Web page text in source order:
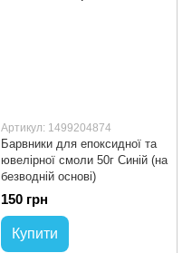
Артикул: 1499204874
Барвники для епоксидної та
ювелірної смоли 50г Синій (на
безводній основі)
150 грн
Купити